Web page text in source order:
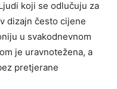
koji se odlučuju za
dizajn često cijene
u svakodnevnom
je uravnotežena, a
pretjerane